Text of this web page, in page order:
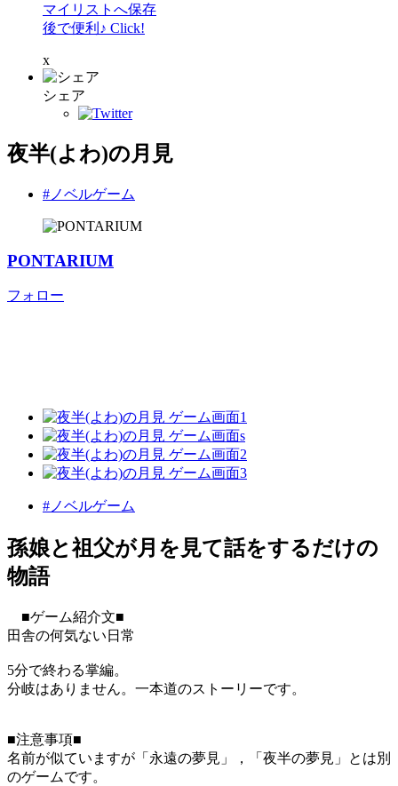
マイリストへ保存
後で便利♪ Click!
x
シェア
夜半(よわ)の月見
#ノベルゲーム
PONTARIUM
フォロー
#ノベルゲーム
孫娘と祖父が月を見て話をするだけの
物語
■ゲーム紹介文■
田舎の何気ない日常
5分で終わる掌編。
分岐はありません。一本道のストーリーです。
■注意事項■
名前が似ていますが「永遠の夢見」，「夜半の夢見」とは別
のゲームです。